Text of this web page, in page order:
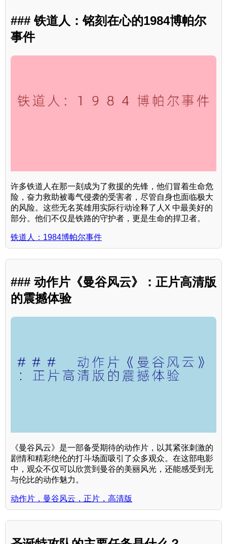
### 铁道人：铭刻在心的1984博帕尔
事件
许多铁道人在那一刻成为了救援的先锋，他们冒着生命危
险，奋力救助被毒气侵袭的受害者，尽管自身也面临极大
的风险。这些无名英雄用实际行动诠释了人X 中最美好的
部分。他们不仅是铁路的守护者，更是生命的捍卫者。
铁道人：1984博帕尔事件
### 动作片《曼谷风云》：正片高清版
的震撼体验
《曼谷风云》是一部备受期待的动作片，以其紧张刺激的
剧情和精彩绝伦的打斗场面吸引了众多观众。在这部电影
中，观众不仅可以欣赏到曼谷的美丽风光，还能感受到无
与伦比的动作魅力。
动作片，曼谷风云，正片，高清版